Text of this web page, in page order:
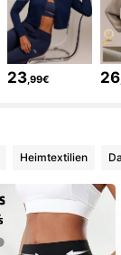
23,99€ 26
Heimtextilien